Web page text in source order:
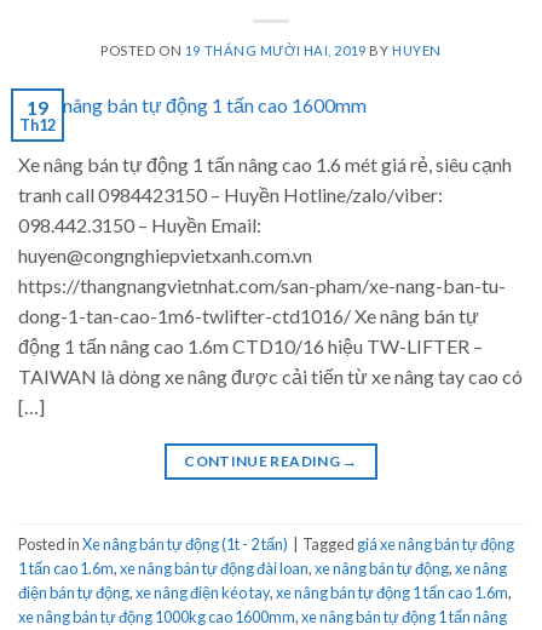
POSTED ON 19 THÁNG MƯỜI HAI, 2019 BY HUYEN
19
Th12
Xe nâng bán tự động 1 tấn nâng cao 1.6 mét giá rẻ, siêu cạnh
tranh call 0984423150 – Huyền Hotline/zalo/viber:
098.442.3150 – Huyền Email:
huyen@congnghiepvietxanh.com.vn
https://thangnangvietnhat.com/san-pham/xe-nang-ban-tu-
dong-1-tan-cao-1m6-twlifter-ctd1016/ Xe nâng bán tự
động 1 tấn nâng cao 1.6m CTD10/16 hiệu TW-LIFTER –
TAIWAN là dòng xe nâng được cải tiến từ xe nâng tay cao có
[…]
CONTINUE READING →
Posted inXe nâng bán tự động (1t - 2 tấn) Tagged giá xe nâng bán tự động
1 tấn cao 1.6m,xe nâng bán tự động đài loan,xe nâng bán tự động,xe nâng
điện bán tự động,xe nâng điện kéo tay,xe nâng bán tự động 1 tấn cao 1.6m,
xe nâng bán tự động 1000kg cao 1600mm,xe nâng bán tự động 1 tấn nâng